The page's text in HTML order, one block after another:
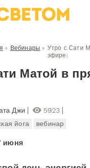
» Вебинары » Утро с Сати
эфире!
Матой в
Джи
5923
йога вебинар
июня